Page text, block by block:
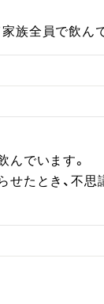
族全員で飲ん
んでいます。
たとき、不思